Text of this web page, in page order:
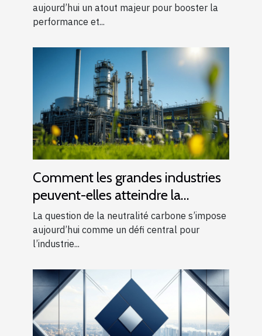
aujourd’hui un atout majeur pour booster la
performance et...
Comment les grandes industries
peuvent-elles atteindre la
neutralité carbone ?
La question de la neutralité carbone s’impose
aujourd’hui comme un défi central pour
l’industrie...